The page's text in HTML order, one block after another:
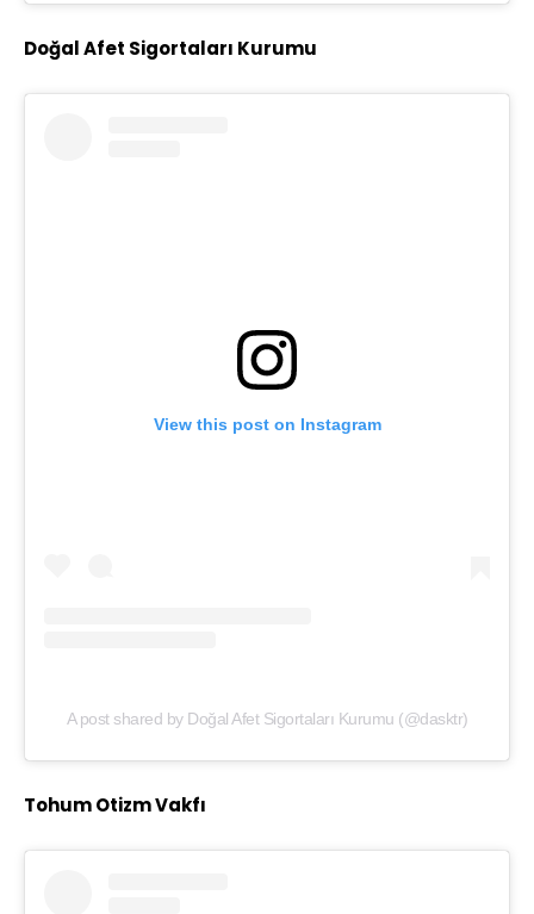
Doğal Afet Sigortaları Kurumu
View this post on Instagram
A post shared by Doğal Afet Sigortaları Kurumu (@dasktr)
Tohum Otizm Vakfı